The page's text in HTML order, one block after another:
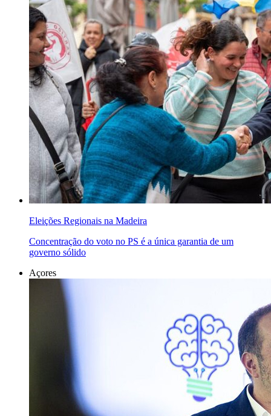
Eleições Regionais na Madeira
Concentração do voto no PS é a única garantia de um
governo sólido
Açores